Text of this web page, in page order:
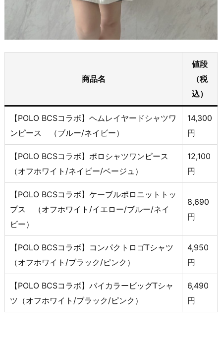
商品名
値段
（税
込）
【POLO BCSコラボ】ヘムレイヤードシャツワ
ンピース （ブルー/ネイビー）
14,300
円
【POLO BCSコラボ】ポロシャツワンピース
（オフホワイト/ネイビー/ベージュ）
12,100
円
【POLO BCSコラボ】ケーブルポロニットトッ
プス （オフホワイト/イエロー/ブルー/ネイ
ビー）
8,690
円
【POLO BCSコラボ】コンパクトロゴTシャツ
（オフホワイト/ブラック/ピンク）
4,950
円
【POLO BCSコラボ】バイカラービッグTシャ
ツ（オフホワイト/ブラック/ピンク）
6,490
円